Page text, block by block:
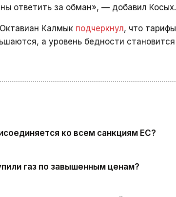
ответить за обман», — добавил Косых.
Калмык подчеркнул, что тарифы
а уровень бедности становится
ко всем санкциям ЕС?
газ по завышенным ценам?